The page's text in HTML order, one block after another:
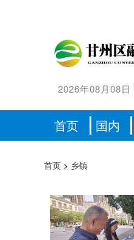
2026年08月08日
首页 国内
首页 > 乡镇